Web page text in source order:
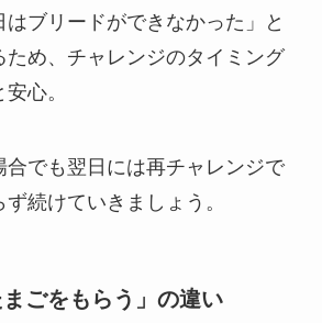
ブリードができなかった」と
ため、チャレンジのタイミング
心。
合でも翌日には再チャレンジで
続けていきましょう。
ごをもらう」の違い